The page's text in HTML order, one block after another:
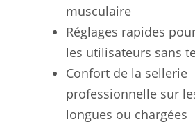
musculaire
Réglages rapides
les utilisateurs sans
Confort de la sellerie
professionnelle sur
longues ou chargées